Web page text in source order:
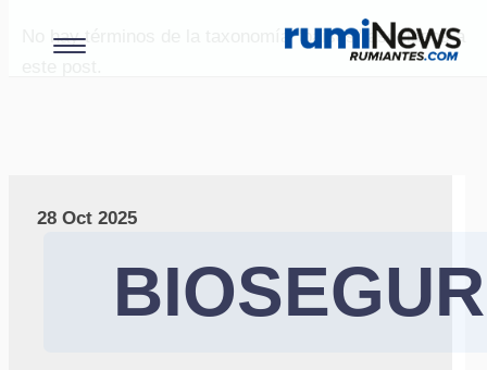
No hay términos de la taxonomía "paises" asociados a
28 Oct 2025